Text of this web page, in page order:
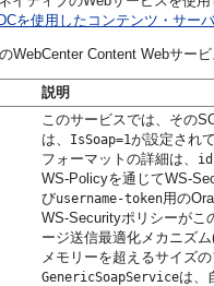
を使用したコンテンツ・サー
WebCenter Content Webサー
説明
このサービスでは、その
は、
IsSoap=1が設定され
フォーマットの詳細は、
WS-Policyを通じてWS-
びusername-token用の
WS-Securityポリシーがこ
ージ送信最適化メカニズ
メモリーを超えるサイズ
GenericSoapServiceは、